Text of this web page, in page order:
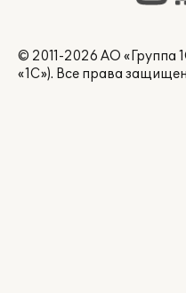
© 2011-2026 АО «Группа
«1С»). Все права